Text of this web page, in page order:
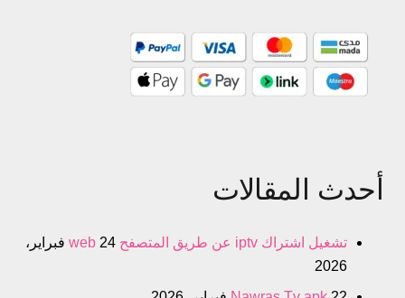
أحدث المقالات
تشغيل اشتراك iptv عن طريق المتصفح web
24 فبراير،
2026